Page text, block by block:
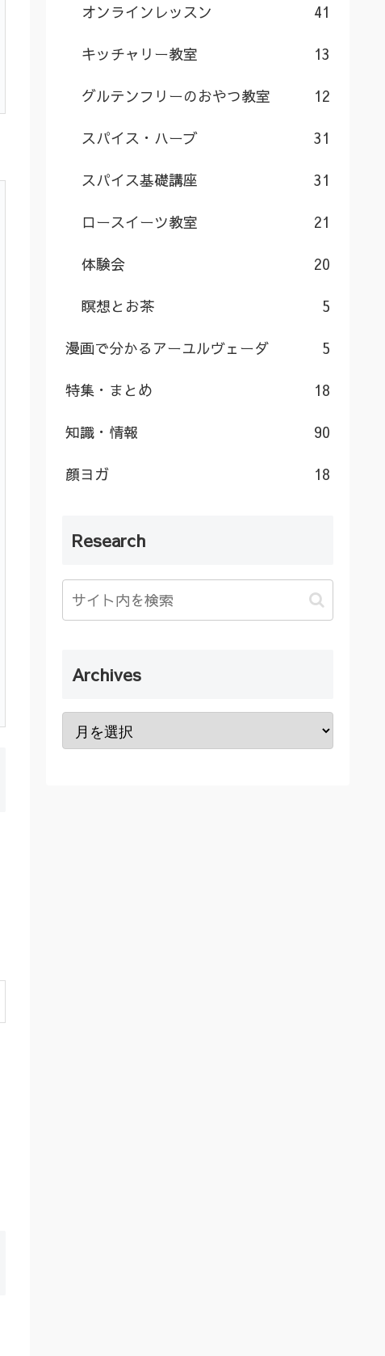
オンラインレッスン 41
キッチャリー教室 13
グルテンフリーのおやつ教室 12
スパイス・ハーブ 31
スパイス基礎講座 31
ロースイーツ教室 21
体験会 20
瞑想とお茶 5
漫画で分かるアーユルヴェーダ 5
特集・まとめ 18
知識・情報 90
顔ヨガ 18
Research
Archives